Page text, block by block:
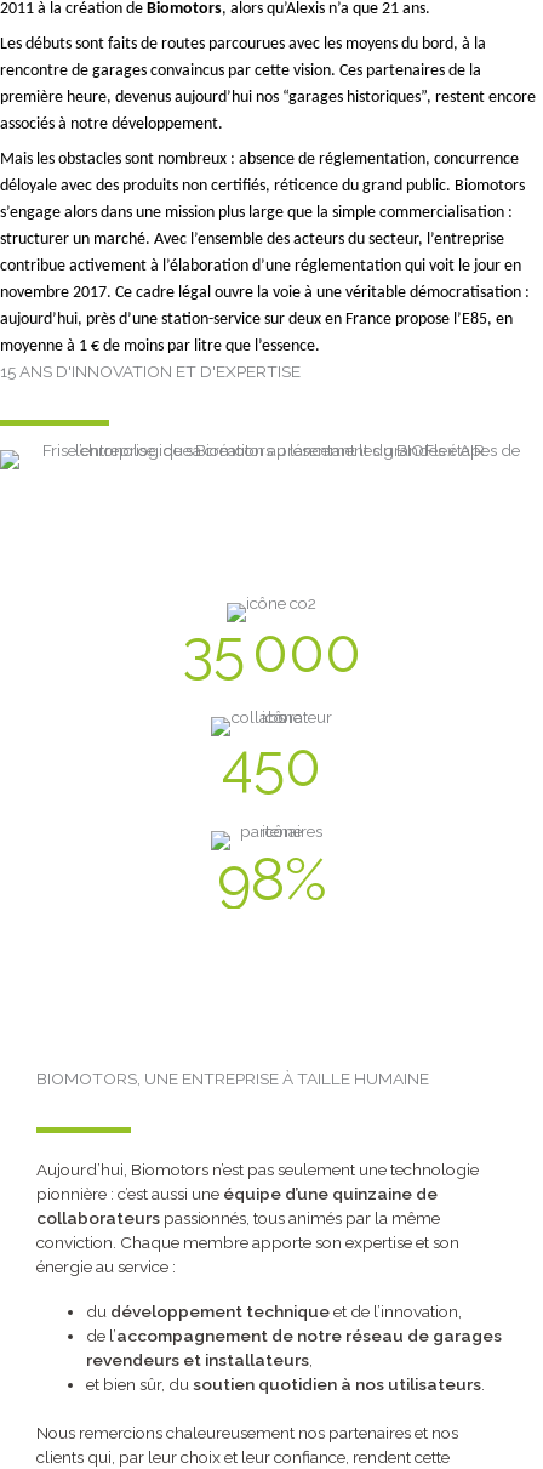
2011 à la création de Biomotors, alors qu’Alexis n’a que 21 ans.
Les débuts sont faits de routes parcourues avec les moyens du bord, à la
rencontre de garages convaincus par cette vision. Ces partenaires de la
première heure, devenus aujourd’hui nos “garages historiques”, restent encore
associés à notre développement.
Mais les obstacles sont nombreux : absence de réglementation, concurrence
déloyale avec des produits non certifiés, réticence du grand public. Biomotors
s’engage alors dans une mission plus large que la simple commercialisation :
structurer un marché. Avec l’ensemble des acteurs du secteur, l’entreprise
contribue activement à l’élaboration d’une réglementation qui voit le jour en
novembre 2017. Ce cadre légal ouvre la voie à une véritable démocratisation :
aujourd’hui, près d’une station-service sur deux en France propose l’E85, en
moyenne à 1 € de moins par litre que l’essence.
15 ANS D'INNOVATION ET D'EXPERTISE
35 000
450
98%
BIOMOTORS, UNE ENTREPRISE À TAILLE HUMAINE
Aujourd’hui, Biomotors n’est pas seulement une technologie
pionnière : c’est aussi une équipe d’une quinzaine de
collaborateurs passionnés, tous animés par la même
conviction. Chaque membre apporte son expertise et son
énergie au service :
du développement techniqueet de l’innovation,
de l’accompagnement de notre réseau de garages
revendeurs et installateurs
et bien sûr, dusoutien quotidien à nos utilisateurs
Nous remercions chaleureusement nos partenaires et nos
clients qui, par leur choix et leur confiance, rendent cette